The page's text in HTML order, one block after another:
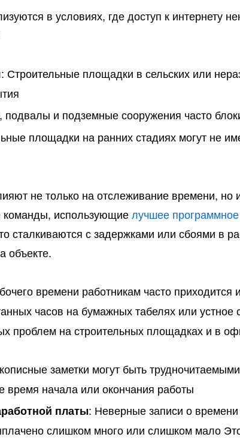
в условиях, где доступ к интернету
: Строительные площадки в сельских или
подвалы и подземные сооружения часто
площадки на ранних стадиях могут не
не только на отслеживание времени, но
команды, использующиелучшее
сталкиваются с задержками или сбоями в
объекте.
времени работникам часто приходится
часов на бумажных табелях или
проблем на строительных площадках и в
заметки могут быть
время начала или окончания работы
платы: Неверные записи о времени
слишком много или слишком мало